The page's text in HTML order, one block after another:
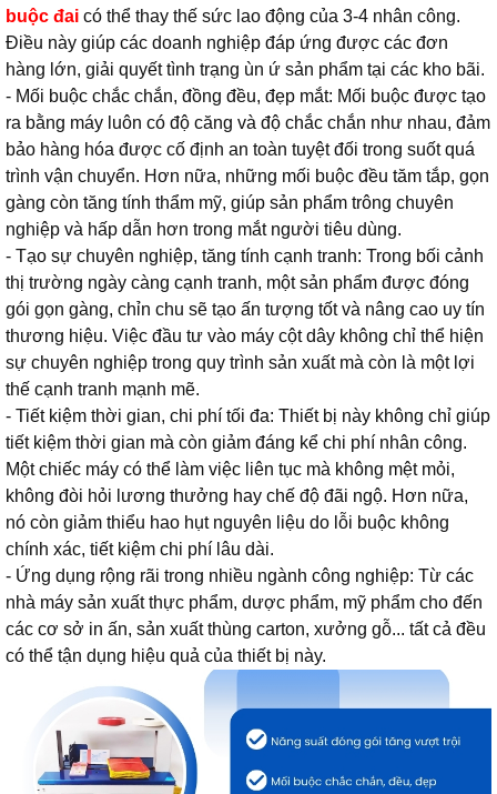
buộc đai có thể thay thế sức lao động của 3-4 nhân công.
Điều này giúp các doanh nghiệp đáp ứng được các đơn
hàng lớn, giải quyết tình trạng ùn ứ sản phẩm tại các kho bãi.
- Mối buộc chắc chắn, đồng đều, đẹp mắt: Mối buộc được tạo
ra bằng máy luôn có độ căng và độ chắc chắn như nhau, đảm
bảo hàng hóa được cố định an toàn tuyệt đối trong suốt quá
trình vận chuyển. Hơn nữa, những mối buộc đều tăm tắp, gọn
gàng còn tăng tính thẩm mỹ, giúp sản phẩm trông chuyên
nghiệp và hấp dẫn hơn trong mắt người tiêu dùng.
- Tạo sự chuyên nghiệp, tăng tính cạnh tranh: Trong bối cảnh
thị trường ngày càng cạnh tranh, một sản phẩm được đóng
gói gọn gàng, chỉn chu sẽ tạo ấn tượng tốt và nâng cao uy tín
thương hiệu. Việc đầu tư vào máy cột dây không chỉ thể hiện
sự chuyên nghiệp trong quy trình sản xuất mà còn là một lợi
thế cạnh tranh mạnh mẽ.
- Tiết kiệm thời gian, chi phí tối đa: Thiết bị này không chỉ giúp
tiết kiệm thời gian mà còn giảm đáng kể chi phí nhân công.
Một chiếc máy có thể làm việc liên tục mà không mệt mỏi,
không đòi hỏi lương thưởng hay chế độ đãi ngộ. Hơn nữa,
nó còn giảm thiểu hao hụt nguyên liệu do lỗi buộc không
chính xác, tiết kiệm chi phí lâu dài.
- Ứng dụng rộng rãi trong nhiều ngành công nghiệp: Từ các
nhà máy sản xuất thực phẩm, dược phẩm, mỹ phẩm cho đến
các cơ sở in ấn, sản xuất thùng carton, xưởng gỗ... tất cả đều
có thể tận dụng hiệu quả của thiết bị này.